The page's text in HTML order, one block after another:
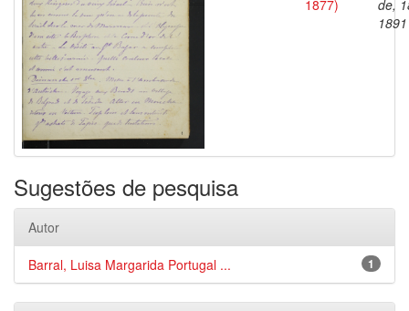
1877)
de,
1891
Sugestões de pesquisa
Autor
1
Barral, Luisa Margarida Portugal ...